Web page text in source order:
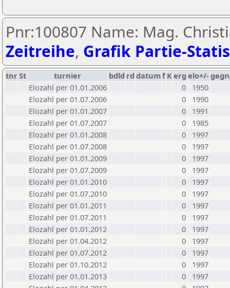
Pnr:100807 Name: Mag.
Zeitreihe, Grafik Partie-
tnrSt turnier bdld rd datumf Kerg elo+/-
Elozahl per 01.01.2006
0
1950
Elozahl per 01.07.2006
0
1990
Elozahl per 01.01.2007
0
1991
Elozahl per 01.07.2007
0
1985
Elozahl per 01.01.2008
0
1997
Elozahl per 01.07.2008
0
1997
Elozahl per 01.01.2009
0
1997
Elozahl per 01.07.2009
0
1997
Elozahl per 01.01.2010
0
1997
Elozahl per 01.07.2010
0
1997
Elozahl per 01.01.2011
0
1997
Elozahl per 01.07.2011
0
1997
Elozahl per 01.01.2012
0
1997
Elozahl per 01.04.2012
0
1997
Elozahl per 01.07.2012
0
1997
Elozahl per 01.10.2012
0
1997
Elozahl per 01.01.2013
0
1997